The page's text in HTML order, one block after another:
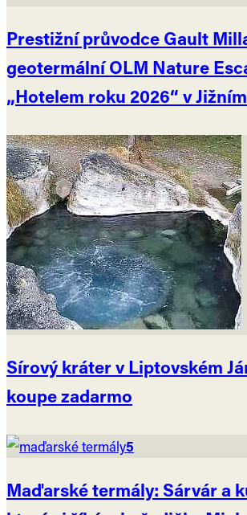
Prestižní průvodce Gault
geotermální OLM Nature
„Hotelem roku 2026“ v
Sírový kráter v Liptovském
koupe zadarmo
5
Maďarské termály: Sárvár a